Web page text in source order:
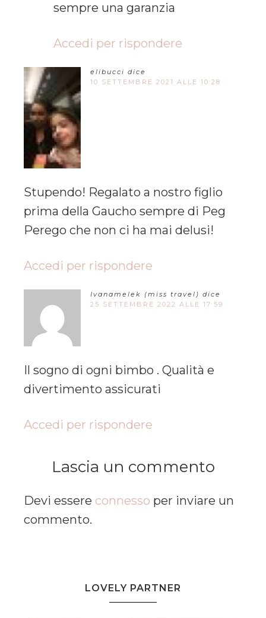
sempre una garanzia
Accedi per rispondere
elibucci dice
10 SETTEMBRE 2021 ALLE 10:28
Stupendo! Regalato a nostro figlio
prima della Gaucho sempre di Peg
Perego che non ci ha mai delusi!
Accedi per rispondere
Ivanamelek (miss travel) dice
25 SETTEMBRE 2022 ALLE 17:59
Il sogno di ogni bimbo . Qualità e
divertimento assicurati
Accedi per rispondere
Lascia un commento
Devi essere connesso per inviare un
commento.
LOVELY PARTNER